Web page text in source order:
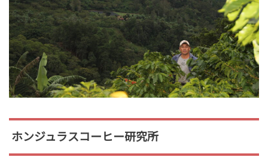
ホンジュラスコーヒー研究所